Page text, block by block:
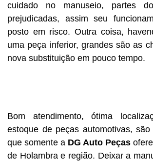
cuidado no manuseio, partes
prejudicadas, assim seu
posto em risco. Outra coisa,
uma peça inferior, grandes são as
nova substituição em pouco tempo.
Bom atendimento, ótima
estoque de peças automotivas,
que somente a DG Auto Peças
de Holambra e região. Deixar a